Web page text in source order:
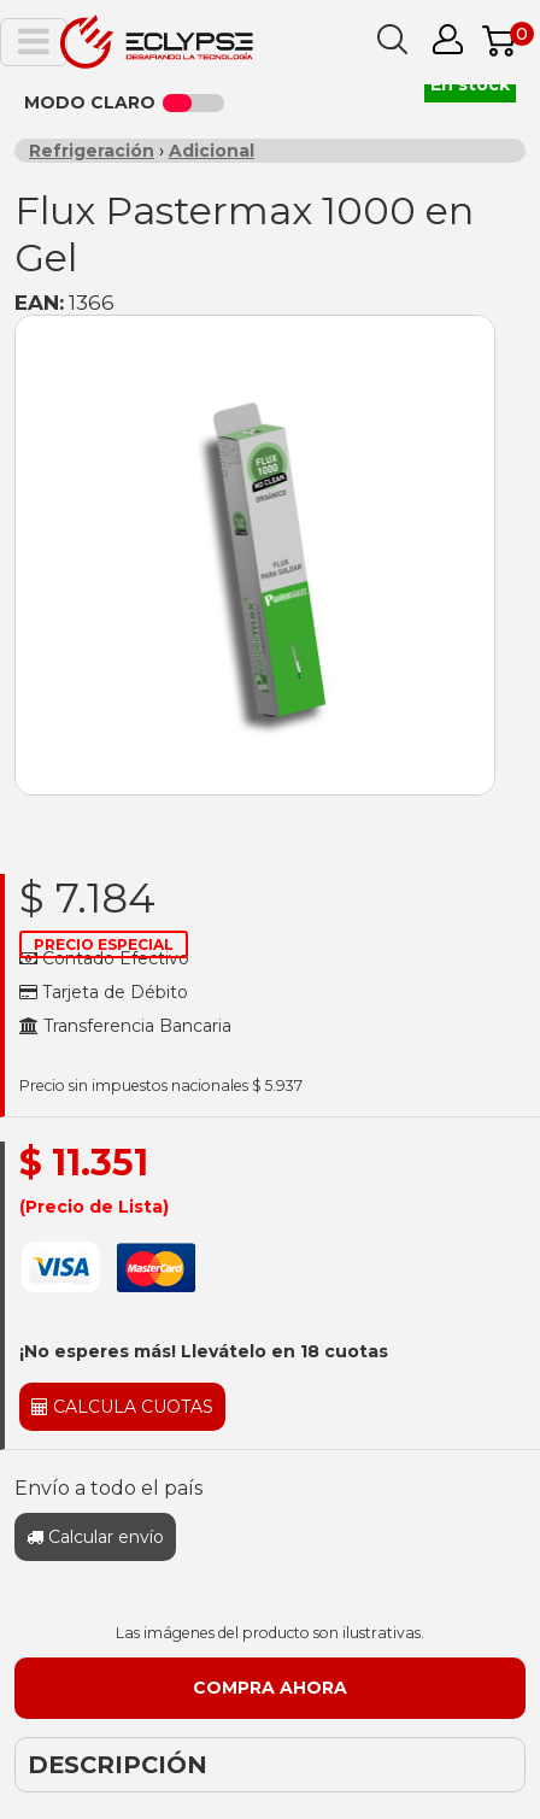
0
MODO CLARO
Refrigeración › Adicional
Flux Pastermax 1000 en
Gel
EAN: 1366
$ 7.184
PRECIO ESPECIAL
Contado Efectivo
Tarjeta de Débito
Transferencia Bancaria
Precio sin impuestos nacionales $ 5.937
$ 11.351
(Precio de Lista)
¡No esperes más! Llevátelo en 18 cuotas
CALCULA CUOTAS
Envío a todo el país
Calcular envío
En stock
Las imágenes del producto son ilustrativas.
DESCRIPCIÓN